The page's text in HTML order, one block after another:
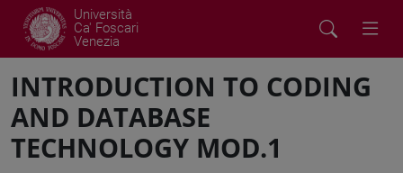
Università
Ca' Foscari
Venezia
INTRODUCTION TO CODING
AND DATABASE
TECHNOLOGY MOD.1